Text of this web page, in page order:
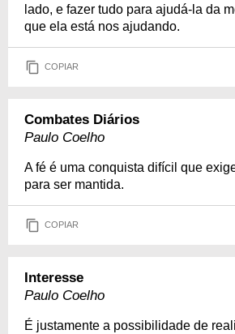
lado, e fazer tudo para ajudá-la da
que ela está nos ajudando.
COPIAR
Combates Diários
Paulo Coelho
A fé é uma conquista difícil que
para ser mantida.
COPIAR
Interesse
Paulo Coelho
É justamente a possibilidade de